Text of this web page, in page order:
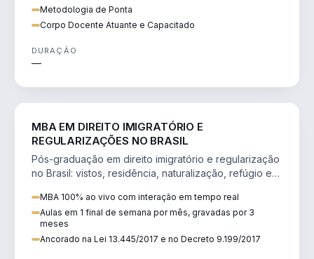
Metodologia de Ponta
Corpo Docente Atuante e Capacitado
DURAÇÃO
—
MBA EM DIREITO IMIGRATÓRIO E
REGULARIZAÇÕES NO BRASIL
Pós-graduação em direito imigratório e regularização
no Brasil: vistos, residência, naturalização, refúgio e
MBA 100% ao vivo com interação em tempo real
Aulas em 1 final de semana por mês, gravadas por 3
meses
Ancorado na Lei 13.445/2017 e no Decreto 9.199/2017